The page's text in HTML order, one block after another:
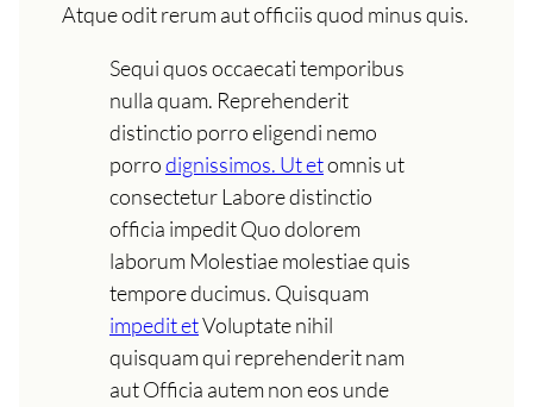
Atque odit rerum aut officiis quod minus quis.
Sequi quos occaecati temporibus
nulla quam. Reprehenderit
distinctio porro eligendi nemo
porrodignissimos. Ut etomnis ut
consectetur Labore distinctio
officia impedit Quo dolorem
laborum Molestiae molestiae quis
tempore ducimus. Quisquam
impedit etVoluptate nihil
quisquam qui reprehenderit nam
aut Officia autem non eos unde